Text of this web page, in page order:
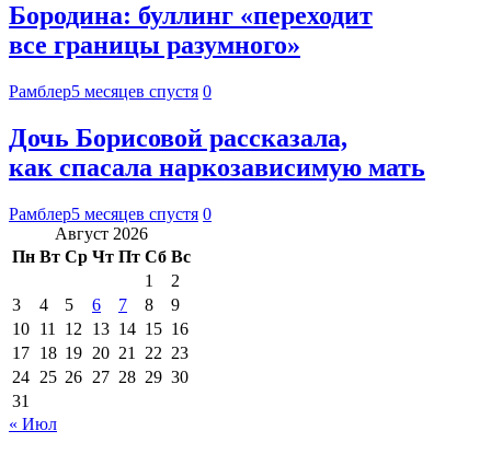
Бородина: буллинг «переходит
все границы разумного»
Рамблер5 месяцев спустя 0
Дочь Борисовой рассказала,
как спасала наркозависимую мать
Рамблер5 месяцев спустя 0
Август 2026
Пн Вт Ср Чт Пт Сб Вс
1
2
3
4 5 6 7 8
9
10 11 12 13 14 15 16
17 18 19 20 21 22 23
24 25 26 27 28 29 30
31
« Июл